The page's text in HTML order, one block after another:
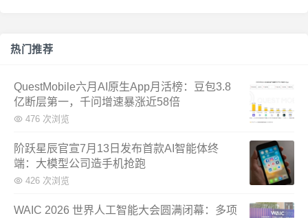
热门推荐
QuestMobile六月AI原生App月活榜：豆包3.8
亿断层第一，千问增速暴涨近58倍
476 次浏览
阶跃星辰官宣7月13日发布首款AI智能体终
端：大模型公司造手机抢跑
426 次浏览
WAIC 2026 世界人工智能大会圆满闭幕：多项